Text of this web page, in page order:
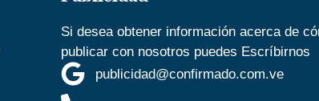
Si desea obtener información acerca de
publicar con nosotros puedes Escríbirnos
publicidad@confirmado.com.ve